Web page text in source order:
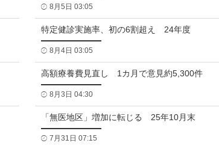
8月5日 03:05
特定健診実施率、初の6割超え 24年度
8月4日 03:05
高額療養費見直し 1カ月で意見約5,300件
8月3日 04:30
「無医地区」増加に転じる 25年10月末
7月31日 07:15